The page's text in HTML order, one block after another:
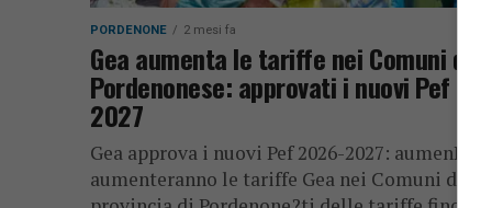
PORDENONE 2 mesi fa
Gea aumenta le tariffe nei Comuni del
Pordenonese: approvati i nuovi Pef
2027
Gea approva i nuovi Pef 2026-2027:
aumenteranno le tariffe Gea nei Comuni della